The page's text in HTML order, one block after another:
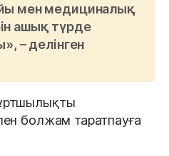
мен медициналық
ашық түрде
– делінген
болжам таратпауға